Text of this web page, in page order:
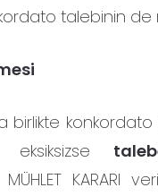
talebinin
birlikte
MÜHLET